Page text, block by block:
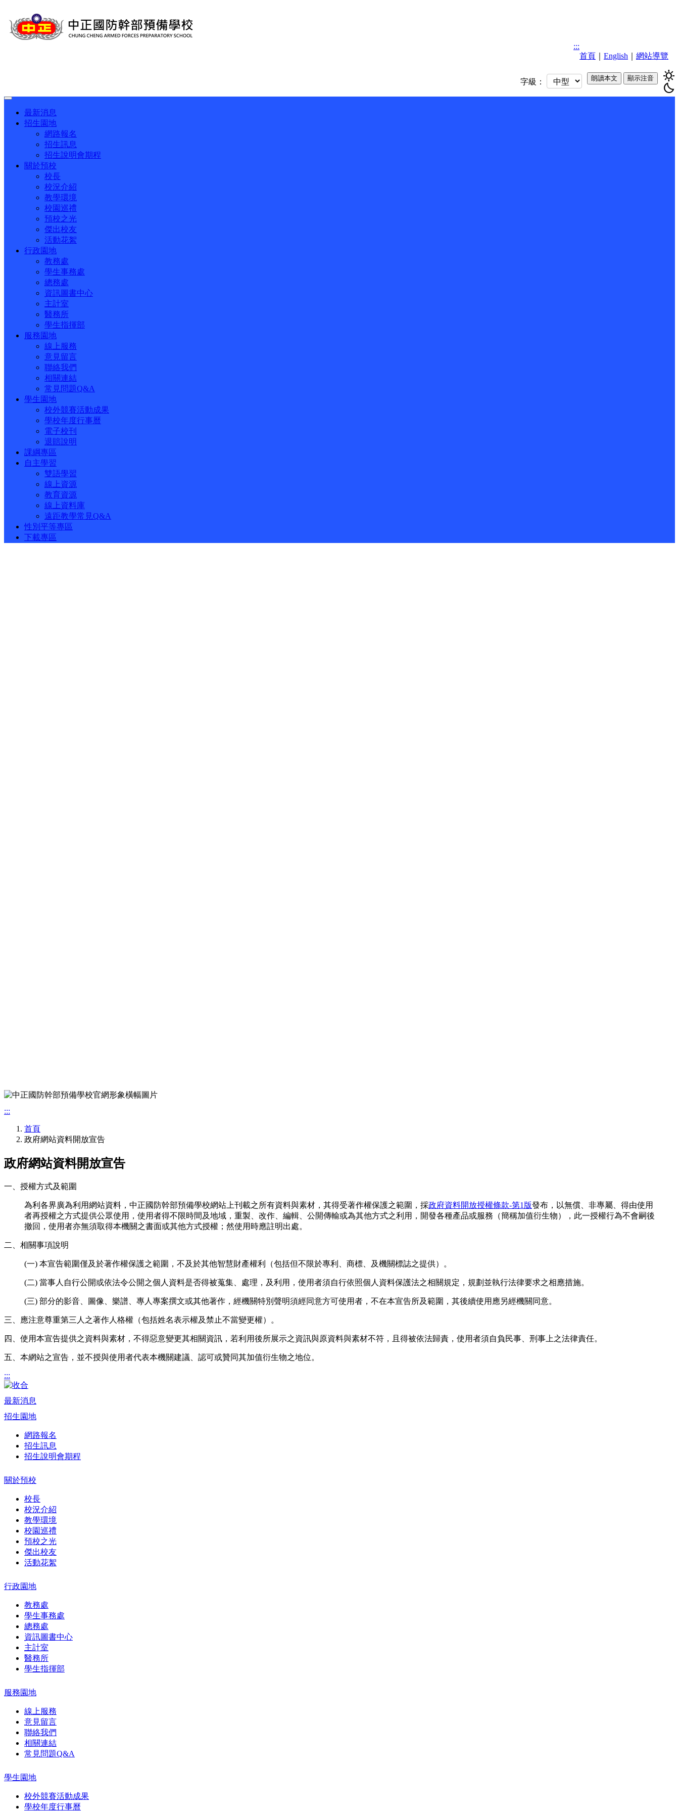
首頁 English 網站導覽
:::
sunny
bedtime
朗讀本文 顯示注音
字級：
Toggle
navigation最新消息
招生園地
網路報名
招生訊息
招生說明會期程
關於預校
校長
校況介紹
教學環境
校園巡禮
預校之光
傑出校友
活動花絮
行政園地
教務處
學生事務處
總務處
資訊圖書中心
主計室
醫務所
學生指揮部
服務園地
線上服務
意見留言
聯絡我們
相關連結
常見問題Q&A
學生園地
校外競賽活動成果
學校年度行事曆
電子校刊
退賠說明
課綱專區
自主學習
雙語學習
線上資源
教育資源
線上資料庫
遠距教學常見Q&A
性別平等專區
下載專區
:::
首頁
政府網站資料開放宣告
政府網站資料開放宣告
一、授權方式及範圍
為利各界廣為利用網站資料，中正國防幹部預備學校網站上刊載之所有資料與素材，其得受著作權保護之範圍，採政府資料開放授權條款-第1版發布，以無償、非專屬、得由使用
者再授權之方式提供公眾使用，使用者得不限時間及地域，重製、改作、編輯、公開傳輸或為其他方式之利用，開發各種產品或服務（簡稱加值衍生物），此一授權行為不會嗣後
撤回，使用者亦無須取得本機關之書面或其他方式授權；然使用時應註明出處。
二、相關事項說明
(一) 本宣告範圍僅及於著作權保護之範圍，不及於其他智慧財產權利（包括但不限於專利、商標、及機關標誌之提供）。
(二) 當事人自行公開或依法令公開之個人資料是否得被蒐集、處理，及利用，使用者須自行依照個人資料保護法之相關規定，規劃並執行法律要求之相應措施。
(三) 部分的影音、圖像、樂譜、專人專案撰文或其他著作，經機關特別聲明須經同意方可使用者，不在本宣告所及範圍，其後續使用應另經機關同意。
三、應注意尊重第三人之著作人格權（包括姓名表示權及禁止不當變更權）。
四、使用本宣告提供之資料與素材，不得惡意變更其相關資訊，若利用後所展示之資訊與原資料與素材不符，且得被依法歸責，使用者須自負民事、刑事上之法律責任。
五、本網站之宣告，並不授與使用者代表本機關建議、認可或贊同其加值衍生物之地位。
:::
最新消息
招生園地
網路報名
招生訊息
招生說明會期程
關於預校
校長
校況介紹
教學環境
校園巡禮
預校之光
傑出校友
活動花絮
行政園地
教務處
學生事務處
總務處
資訊圖書中心
主計室
醫務所
學生指揮部
服務園地
線上服務
意見留言
聯絡我們
相關連結
常見問題Q&A
學生園地
校外競賽活動成果
學校年度行事曆